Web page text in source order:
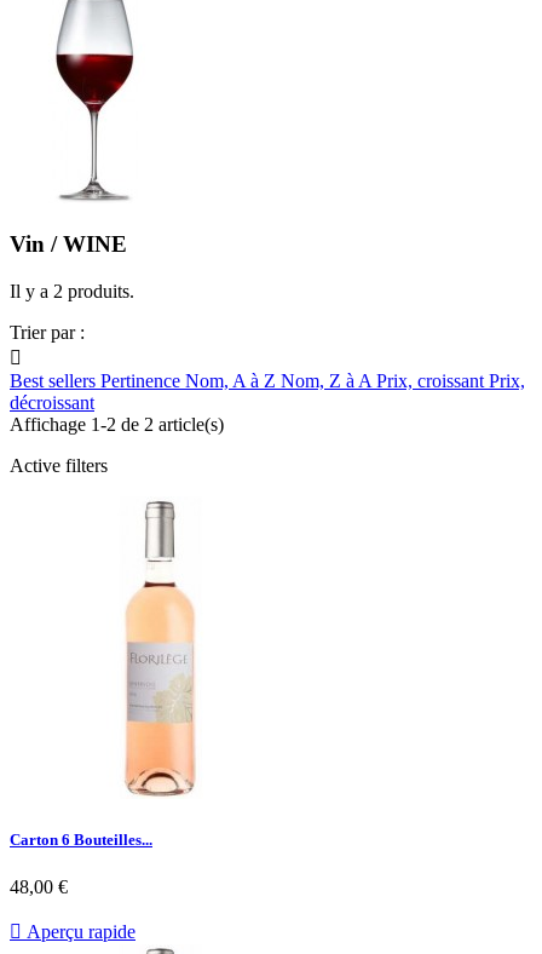
Vin / WINE
Il y a 2 produits.
Trier par :

Best sellers Pertinence Nom, A à Z Nom, Z à A Prix, croissant Prix,
décroissant
Affichage 1-2 de 2 article(s)
Active filters
Carton 6 Bouteilles...
48,00 €
 Aperçu rapide